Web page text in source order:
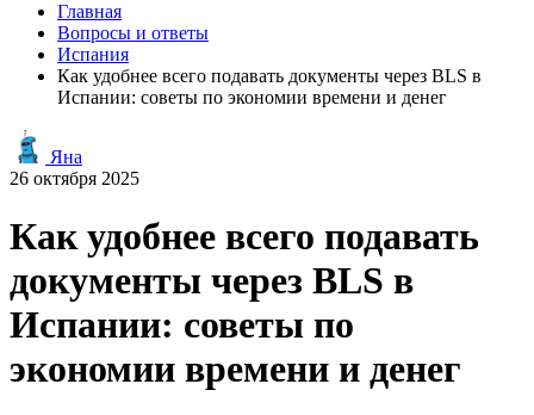
Главная
Вопросы и ответы
Испания
Как удобнее всего подавать документы через BLS в
Испании: советы по экономии времени и денег
Яна
26 октября 2025
Как удобнее всего подавать
документы через BLS в
Испании: советы по
экономии времени и денег